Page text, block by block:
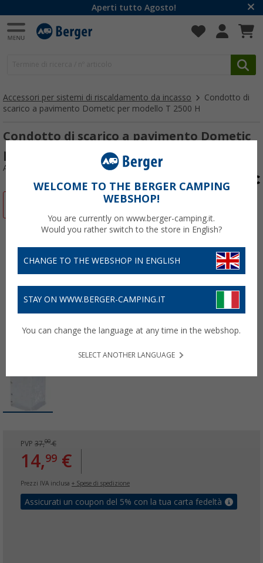
Aperti tutto Agosto!
Accessori per sistemi di riscaldamento da incasso
Condotto di
scarico a pavimento Dometic per modello T 2500 H
Condotto di scarico a pavimento Dometic
per modello T 2500 H
Articolo n: 185170
PVP 37,00€
14,99 €
Prezzi IVA inclusa + Spese di spedizione
Assicurati un coupon del 5% con la tua carta fedeltà
WELCOME TO THE BERGER CAMPING
WEBSHOP!
You are currently on www.berger-camping.it.
Would you rather switch to the store in English?
CHANGE TO THE WEBSHOP IN ENGLISH
STAY ON WWW.BERGER-CAMPING.IT
You can change the language at any time in the webshop.
SELECT ANOTHER LANGUAGE